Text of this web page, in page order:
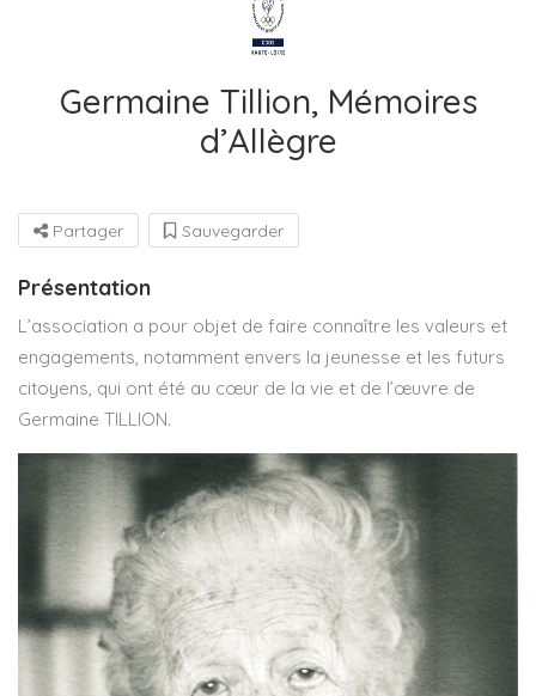
Germaine Tillion, Mémoires
d’Allègre
Partager Sauvegarder
Présentation
L’association a pour objet de faire connaître les valeurs et
engagements, notamment envers la jeunesse et les futurs
citoyens, qui ont été au cœur de la vie et de l’œuvre de
Germaine TILLION.